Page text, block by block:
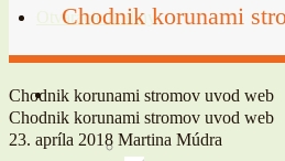
Otváracie hodiny
Vstupné
Chodnik korunami
Chodnik korunami stromov uvod web
Chodnik korunami stromov uvod web
23. apríla 2018 Martina Múdra